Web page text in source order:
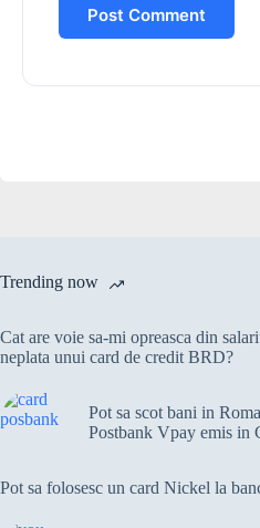
Post Comment
Trending now
Cat are voie sa-mi opreasca din
neplata unui card de credit BRD?
Pot sa scot bani in
Postbank Vpay emis in
Pot sa folosesc un card Nickel la